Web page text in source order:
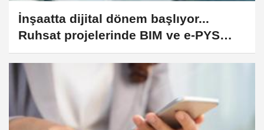
İnşaatta dijital dönem başlıyor...
Ruhsat projelerinde BIM ve e-PYS
zorunluluğu geliyor